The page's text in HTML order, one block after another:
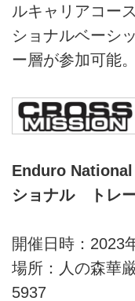
ルキャリアコー
ショナルベーシ
ー層が参加可能。
Enduro
ショナル トレ
開催日時：2023
場所：人の森華
5937